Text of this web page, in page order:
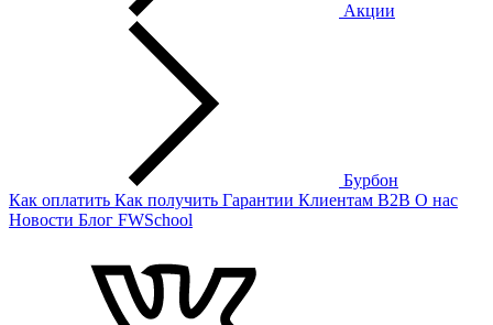
Акции
Бурбон
Как оплатить Как получить Гарантии Клиентам B2B О нас
Новости Блог FWSchool